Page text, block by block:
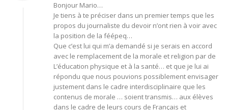
Bonjour Mario…
Je tiens à te préciser dans un premier temps que les
propos du journaliste du devoir n’ont rien à voir avec
la position de la féépeq…
Que c’est lui qui m’a demandé si je serais en accord
avec le remplacement de la morale et religion par de
L’éducation physique et à la santé… et que je lui ai
répondu que nous pouvions possiblement envisager
justement dans le cadre interdisciplinaire que les
contenus de morale … soient transmis… aux élèves
dans le cadre de leurs cours de Français et